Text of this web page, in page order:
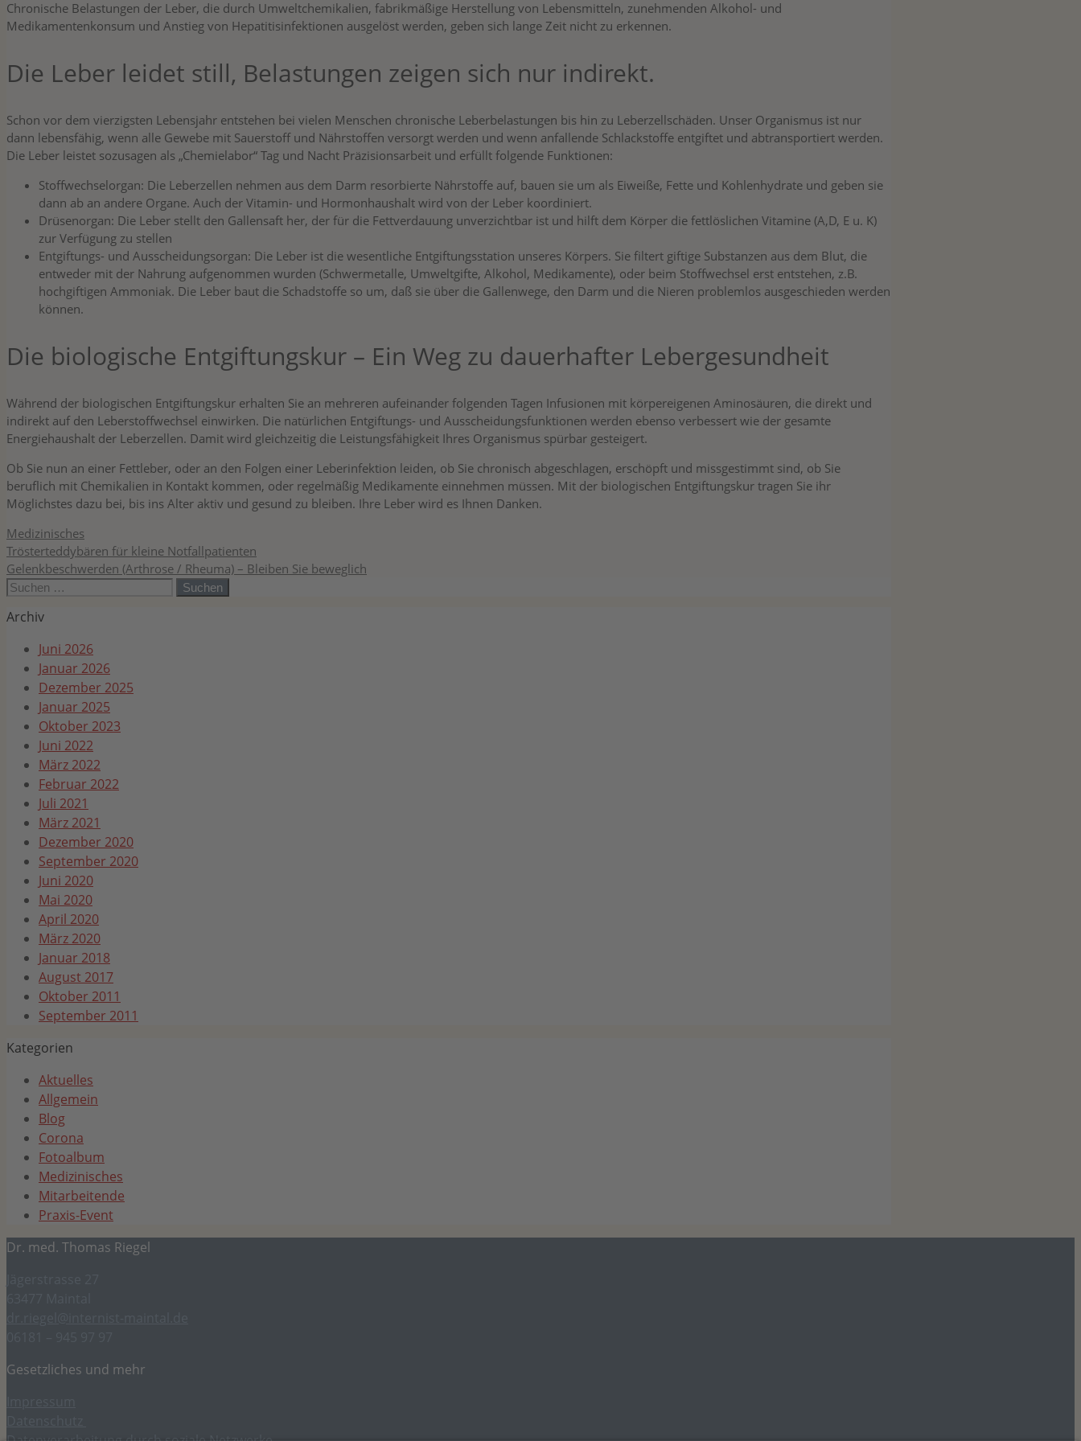
Chronische Belastungen der Leber, die durch Umweltchemikalien, fabrikmäßige Herstellung von Lebensmitteln, zunehmenden Alkohol- und
Medikamentenkonsum und Anstieg von Hepatitisinfektionen ausgelöst werden, geben sich lange Zeit nicht zu erkennen.
Die Leber leidet still, Belastungen zeigen sich nur indirekt.
Schon vor dem vierzigsten Lebensjahr entstehen bei vielen Menschen chronische Leberbelastungen bis hin zu Leberzellschäden. Unser Organismus ist nur
dann lebensfähig, wenn alle Gewebe mit Sauerstoff und Nährstoffen versorgt werden und wenn anfallende Schlackstoffe entgiftet und abtransportiert werden.
Die Leber leistet sozusagen als „Chemielabor“ Tag und Nacht Präzisionsarbeit und erfüllt folgende Funktionen:
Stoffwechselorgan: Die Leberzellen nehmen aus dem Darm resorbierte Nährstoffe auf, bauen sie um als Eiweiße, Fette und Kohlenhydrate und geben sie
dann ab an andere Organe. Auch der Vitamin- und Hormonhaushalt wird von der Leber koordiniert.
Drüsenorgan: Die Leber stellt den Gallensaft her, der für die Fettverdauung unverzichtbar ist und hilft dem Körper die fettlöslichen Vitamine (A,D, E u. K)
zur Verfügung zu stellen
Entgiftungs- und Ausscheidungsorgan: Die Leber ist die wesentliche Entgiftungsstation unseres Körpers. Sie filtert giftige Substanzen aus dem Blut, die
entweder mit der Nahrung aufgenommen wurden (Schwermetalle, Umweltgifte, Alkohol, Medikamente), oder beim Stoffwechsel erst entstehen, z.B.
hochgiftigen Ammoniak. Die Leber baut die Schadstoffe so um, daß sie über die Gallenwege, den Darm und die Nieren problemlos ausgeschieden werden
können.
Die biologische Entgiftungskur – Ein Weg zu dauerhafter Lebergesundheit
Während der biologischen Entgiftungskur erhalten Sie an mehreren aufeinander folgenden Tagen Infusionen mit körpereigenen Aminosäuren, die direkt und
indirekt auf den Leberstoffwechsel einwirken. Die natürlichen Entgiftungs- und Ausscheidungsfunktionen werden ebenso verbessert wie der gesamte
Energiehaushalt der Leberzellen. Damit wird gleichzeitig die Leistungsfähigkeit Ihres Organismus spürbar gesteigert.
Ob Sie nun an einer Fettleber, oder an den Folgen einer Leberinfektion leiden, ob Sie chronisch abgeschlagen, erschöpft und missgestimmt sind, ob Sie
beruflich mit Chemikalien in Kontakt kommen, oder regelmäßig Medikamente einnehmen müssen. Mit der biologischen Entgiftungskur tragen Sie ihr
Möglichstes dazu bei, bis ins Alter aktiv und gesund zu bleiben. Ihre Leber wird es Ihnen Danken.
Kategorien
Medizinisches
Trösterteddybären für kleine Notfallpatienten
Gelenkbeschwerden (Arthrose / Rheuma) – Bleiben Sie beweglich
Suchen
Archiv
Juni 2026
Januar 2026
Dezember 2025
Januar 2025
Oktober 2023
Juni 2022
März 2022
Februar 2022
Juli 2021
März 2021
Dezember 2020
September 2020
Juni 2020
Mai 2020
April 2020
März 2020
Januar 2018
August 2017
Oktober 2011
September 2011
Kategorien
Aktuelles
Allgemein
Blog
Corona
Fotoalbum
Medizinisches
Mitarbeitende
Praxis-Event
Dr. med. Thomas Riegel
Gesetzliches und mehr